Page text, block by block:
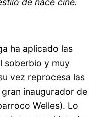
ha aplicado las
soberbio y muy
vez reprocesa las
inaugurador de
Welles). Lo